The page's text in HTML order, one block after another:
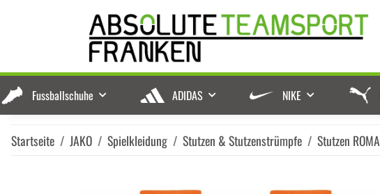
Fussballschuhe ADIDAS NIKE
Startseite JAKO Spielkleidung Stutzen & Stutzenstrümpfe Stutzen ROMA